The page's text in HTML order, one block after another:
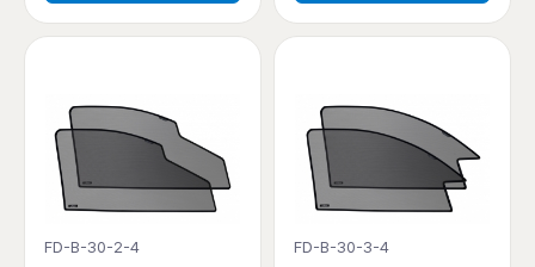
FD-B-30-2-4 FD-B-30-3-4